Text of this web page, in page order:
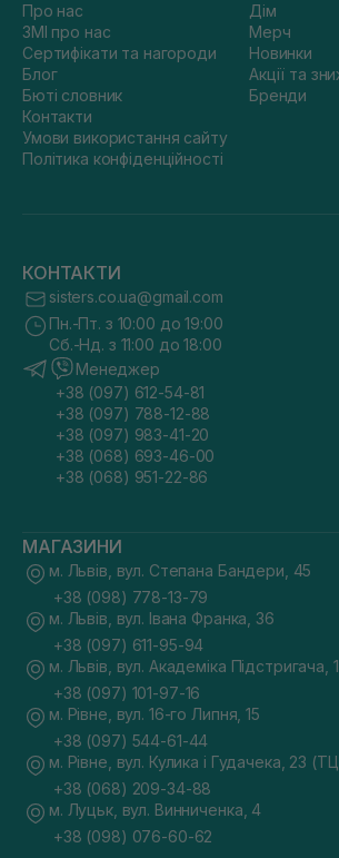
Про нас
ЗМІ про нас
Сертифікати та нагороди
Блог
Бюті словник
Контакти
Умови використання сайту
Політика конфіденційності
Дім
Мерч
Новинки
Акції та
Бренди
КОНТАКТИ
sisters.co.ua@gmail.com
Пн.-Пт. з 10:00 до 19:00
Сб.-Нд. з 11:00 до 18:00
Менеджер
+38 (097) 612-54-81
+38 (097) 788-12-88
+38 (097) 983-41-20
+38 (068) 693-46-00
+38 (068) 951-22-86
МАГАЗИНИ
м. Львів, вул. Степана Бандери, 45
+38 (098) 778-13-79
м. Львів, вул. Івана Франка, 36
+38 (097) 611-95-94
м. Львів, вул. Академіка Підстригача,
+38 (097) 101-97-16
м. Рівне, вул. 16-го Липня, 15
+38 (097) 544-61-44
м. Рівне, вул. Кулика і Гудачека, 23
+38 (068) 209-34-88
м. Луцьк, вул. Винниченка, 4
+38 (098) 076-60-62